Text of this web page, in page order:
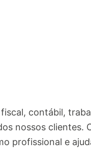
contábil,
nossos clientes.
profissional e